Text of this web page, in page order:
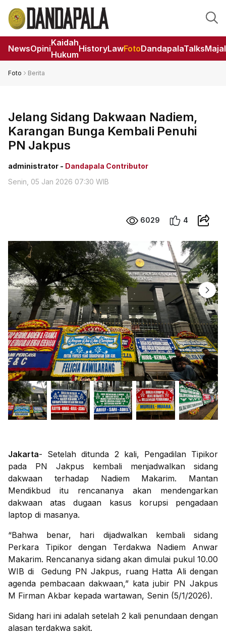
NewsOpini
Kaidah
Hukum
HistoryLawFotoDandapalaTalks
Foto Berita
Jelang Sidang Dakwaan Nadiem,
Karangan Bunga Kembali Penuhi
PN Jakpus
administrator - Dandapala Contributor
Senin, 05 Jan 2026 07:30 WIB
6029 4
Jakarta- Setelah ditunda 2 kali, Pengadilan Tipikor
pada PN Jakpus kembali menjadwalkan sidang
dakwaan terhadap Nadiem Makarim. Mantan
Mendikbud itu rencananya akan mendengarkan
dakwaan atas dugaan kasus korupsi pengadaan
laptop di masanya.
“Bahwa benar, hari dijadwalkan kembali sidang
Perkara Tipikor dengan Terdakwa Nadiem Anwar
Makarim. Rencananya sidang akan dimulai pukul 10.00
WIB di Gedung PN Jakpus, ruang Hatta Ali dengan
agenda pembacaan dakwaan,” kata jubir PN Jakpus
M Firman Akbar kepada wartawan, Senin (5/1/2026).
Sidang hari ini adalah setelah 2 kali penundaan dengan
alasan terdakwa sakit.